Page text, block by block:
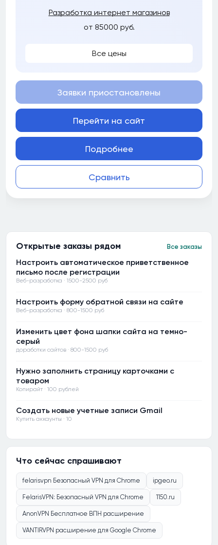
Разработка интернет магазинов
от 85000 руб.
Все цены
Сравнить
Заявки приостановлены
Перейти на сайт
Подробнее
Открытые заказы рядом Все заказы
Настроить автоматическое приветственное
письмо после регистрации
Веб-разработка · 1500-2500 руб
Настроить форму обратной связи на сайте
Веб-разработка · 800-1500 руб
Изменить цвет фона шапки сайта на темно-
серый
доработки сайтов · 800-1500 руб
Нужно заполнить страницу карточками с
товаром
Копирайт · 100 рублей
Создать новые учетные записи Gmail
Купить аккаунты · 10
Что сейчас спрашивают
felarisvpn Безопасный VPN для Chrome ipgeo.ru
FelarisVPN: Безопасный VPN для Chrome 1150.ru
AnonVPN Бесплатное ВПН расширение
VANTIRVPN расширение для Google Chrome